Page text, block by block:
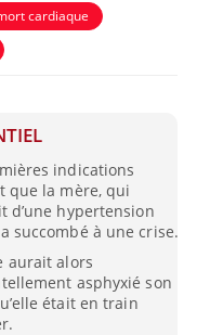
cardiaque
indications
que la mère, qui
d’une hypertension
succombé à une crise.
aurait alors
asphyxié son
était en train